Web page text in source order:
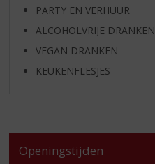
PARTY EN VERHUUR
ALCOHOLVRIJE DRANKEN
VEGAN DRANKEN
KEUKENFLESJES
Openingstijden